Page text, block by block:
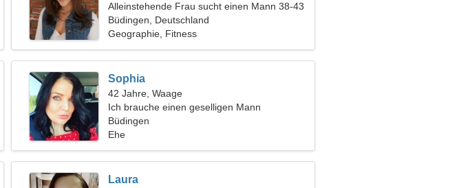
Alleinstehende Frau sucht einen Mann 38-43
Büdingen, Deutschland
Geographie, Fitness
Sophia
42 Jahre, Waage
Ich brauche einen geselligen Mann
Büdingen
Ehe
Laura